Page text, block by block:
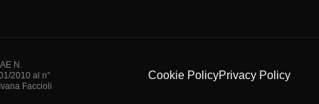
N.
2010 al n°
Faccioli
Cookie PolicyPrivacy Policy